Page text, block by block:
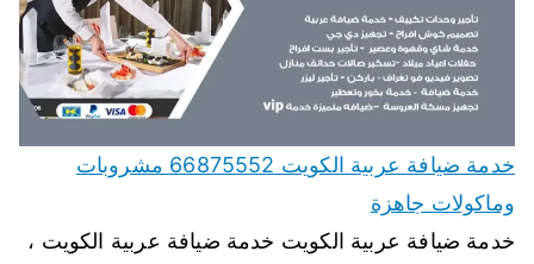
خدمة ضيافة عربية الكويت 66875552 مشروبات
وماكولات جاهزة
خدمة ضيافة عربية الكويت خدمة ضيافة عربية الكويت ،